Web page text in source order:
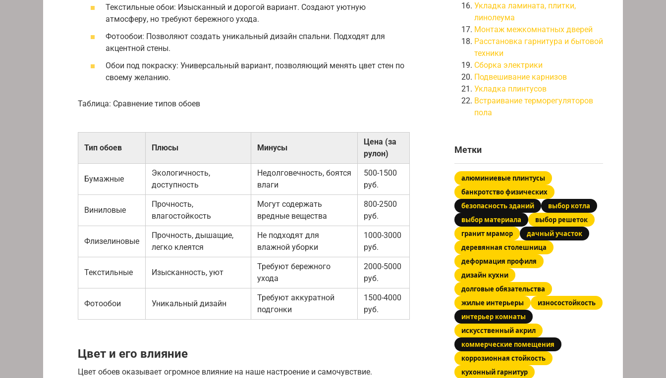
Текстильные обои: Изысканный и дорогой вариант. Создают уютную
атмосферу, но требуют бережного ухода.
Фотообои: Позволяют создать уникальный дизайн спальни. Подходят для
акцентной стены.
Обои под покраску: Универсальный вариант, позволяющий менять цвет стен по
своему желанию.
Таблица: Сравнение типов обоев
Тип обоев Плюсы Минусы
Цена (за
рулон)
Бумажные
Экологичность,
доступность
Недолговечность, боятся
влаги
500-1500
руб.
Виниловые
Прочность,
влагостойкость
Могут содержать
вредные вещества
800-2500
руб.
Флизелиновые
Прочность, дышащие,
легко клеятся
Не подходят для
влажной уборки
1000-3000
руб.
Текстильные Изысканность, уют
Требуют бережного
ухода
2000-5000
руб.
Фотообои Уникальный дизайн
Требуют аккуратной
подгонки
1500-4000
руб.
Цвет и его влияние
Цвет обоев оказывает огромное влияние на наше настроение и самочувствие.
Укладка ламината, плитки,
линолеума
Монтаж межкомнатных дверей
Расстановка гарнитура и бытовой
техники
Сборка электрики
Подвешивание карнизов
Укладка плинтусов
Встраивание терморегуляторов
пола
Метки
алюминиевые плинтусы
банкротство физических
безопасность зданий
выбор котла
выбор материала
выбор решеток
гранит мрамор
дачный участок
деревянная столешница
деформация профиля
дизайн кухни
долговые обязательства
жилые интерьеры
износостойкость
интерьер комнаты
искусственный акрил
коммерческие помещения
коррозионная стойкость
кухонный гарнитур